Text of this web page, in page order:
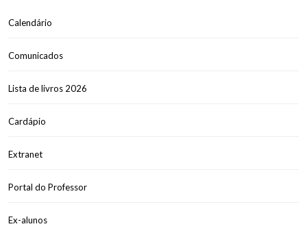
Calendário
Comunicados
Lista de livros 2026
Cardápio
Extranet
Portal do Professor
Ex-alunos